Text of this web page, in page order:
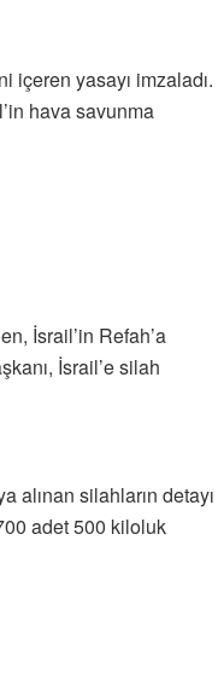
içeren yasayı imzaladı.
hava savunma
İsrail’in Refah’a
İsrail’e silah
alınan silahların detayı
adet 500 kiloluk